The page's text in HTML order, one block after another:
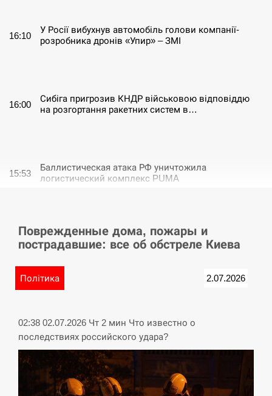
16:10
У Росії вибухнув автомобіль голови компанії-
розробника дронів «Упир» – ЗМІ
16:00
Сибіга пригрозив КНДР військовою відповіддю
на розгортання ракетних систем в…
15:53
Баллистическая атака РФ уничтожила
логистический комплекс PUMA
15:40
У Німеччині удар блискавки розділив навпіл
місто в Баварії
СЕРПЕНЬ
СЕРПЕНЬ
Іспанія попросила партнерів не критикувати
Марокко через міграційну кризу –…
Поврежденные дома, пожары и
пострадавшие: все об обстреле Киева
Політика 2.07.2026
02:38 02.07.2026 Чт 2 мин Что известно о
последствиях российского удара?